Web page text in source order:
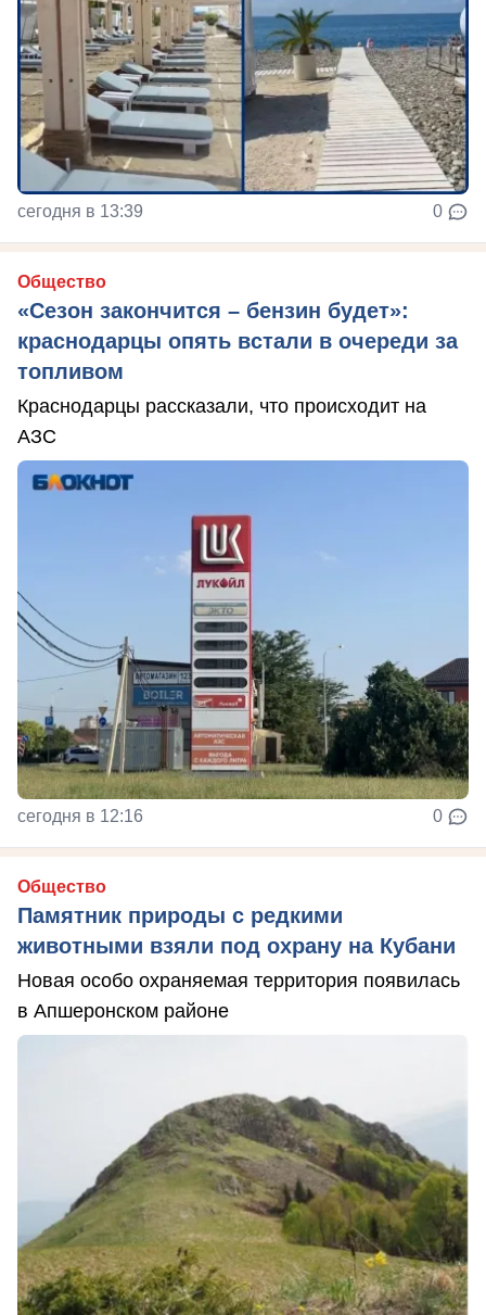
сегодня в 13:39 0
Общество
«Сезон закончится – бензин будет»:
краснодарцы опять встали в очереди за
топливом
Краснодарцы рассказали, что происходит на
АЗС
сегодня в 12:16 0
Общество
Памятник природы с редкими
животными взяли под охрану на Кубани
Новая особо охраняемая территория появилась
в Апшеронском районе